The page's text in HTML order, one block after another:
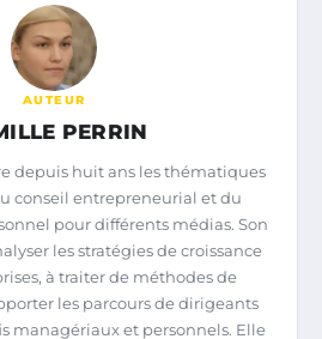
AUTEUR
PERRIN
depuis huit ans les thématiques
conseil entrepreneurial et du
pour différents médias. Son
les stratégies de croissance
à traiter de méthodes de
les parcours de dirigeants
managériaux et personnels. Elle